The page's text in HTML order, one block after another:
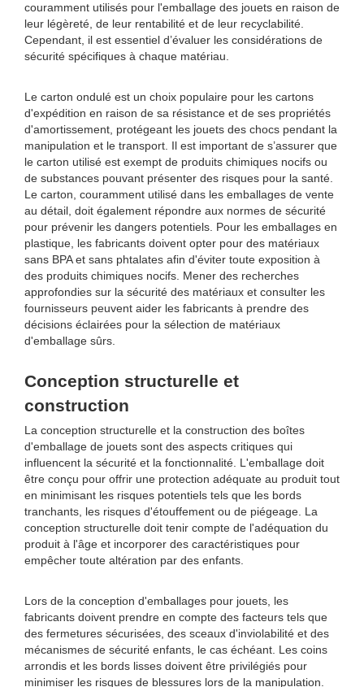
couramment utilisés pour l'emballage des jouets en raison de
leur légèreté, de leur rentabilité et de leur recyclabilité.
Cependant, il est essentiel d’évaluer les considérations de
sécurité spécifiques à chaque matériau.
Le carton ondulé est un choix populaire pour les cartons
d'expédition en raison de sa résistance et de ses propriétés
d'amortissement, protégeant les jouets des chocs pendant la
manipulation et le transport. Il est important de s’assurer que
le carton utilisé est exempt de produits chimiques nocifs ou
de substances pouvant présenter des risques pour la santé.
Le carton, couramment utilisé dans les emballages de vente
au détail, doit également répondre aux normes de sécurité
pour prévenir les dangers potentiels. Pour les emballages en
plastique, les fabricants doivent opter pour des matériaux
sans BPA et sans phtalates afin d'éviter toute exposition à
des produits chimiques nocifs. Mener des recherches
approfondies sur la sécurité des matériaux et consulter les
fournisseurs peuvent aider les fabricants à prendre des
décisions éclairées pour la sélection de matériaux
d'emballage sûrs.
Conception structurelle et
construction
La conception structurelle et la construction des boîtes
d'emballage de jouets sont des aspects critiques qui
influencent la sécurité et la fonctionnalité. L'emballage doit
être conçu pour offrir une protection adéquate au produit tout
en minimisant les risques potentiels tels que les bords
tranchants, les risques d'étouffement ou de piégeage. La
conception structurelle doit tenir compte de l'adéquation du
produit à l'âge et incorporer des caractéristiques pour
empêcher toute altération par des enfants.
Lors de la conception d'emballages pour jouets, les
fabricants doivent prendre en compte des facteurs tels que
des fermetures sécurisées, des sceaux d'inviolabilité et des
mécanismes de sécurité enfants, le cas échéant. Les coins
arrondis et les bords lisses doivent être privilégiés pour
minimiser les risques de blessures lors de la manipulation.